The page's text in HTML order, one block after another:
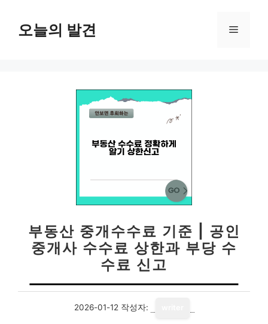
오늘의 발견 메
부동산 중개수수료 기준 | 공인
중개사 수수료 상한과 부당 수
수료 신고
2026-01-12 작성자: